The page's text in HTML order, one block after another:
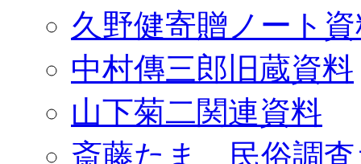
久野健寄贈ノート
中村傳三郎旧蔵資料
山下菊二関連資料
斎藤たま 民俗調査